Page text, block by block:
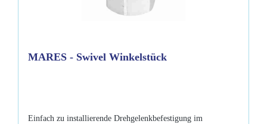
MARES - Swivel Winkelstück
Einfach zu installierende Drehgelenkbefestigung im